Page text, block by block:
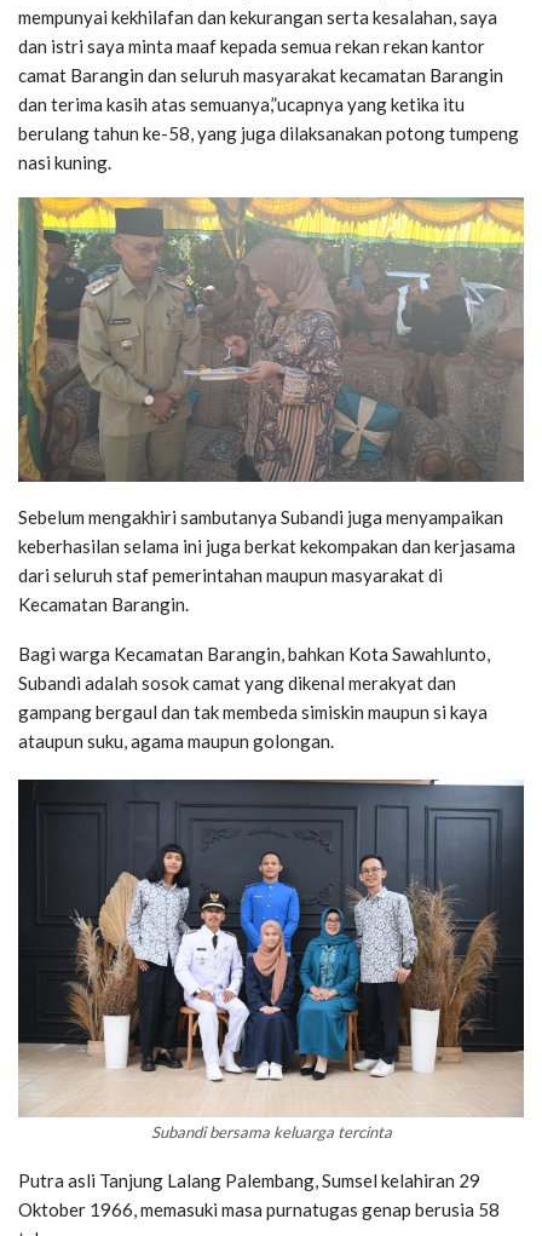
mempunyai kekhilafan dan kekurangan serta kesalahan, saya
dan istri saya minta maaf kepada semua rekan rekan kantor
camat Barangin dan seluruh masyarakat kecamatan Barangin
dan terima kasih atas semuanya,”ucapnya yang ketika itu
berulang tahun ke-58, yang juga dilaksanakan potong tumpeng
nasi kuning.
Sebelum mengakhiri sambutanya Subandi juga menyampaikan
keberhasilan selama ini juga berkat kekompakan dan kerjasama
dari seluruh staf pemerintahan maupun masyarakat di
Kecamatan Barangin.
Bagi warga Kecamatan Barangin, bahkan Kota Sawahlunto,
Subandi adalah sosok camat yang dikenal merakyat dan
gampang bergaul dan tak membeda simiskin maupun si kaya
ataupun suku, agama maupun golongan.
Subandi bersama keluarga tercinta
Putra asli Tanjung Lalang Palembang, Sumsel kelahiran 29
Oktober 1966, memasuki masa purnatugas genap berusia 58